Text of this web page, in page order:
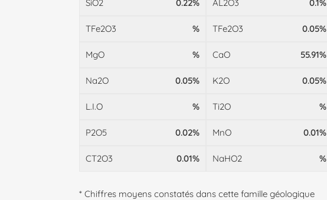
SiO2 0.22% AL2O3 0.1%
TFe2O3 % TFe2O3 0.05%
MgO % CaO 55.91%
Na2O 0.05% K2O 0.05%
L.I.O % Ti2O %
P2O5 0.02% MnO 0.01%
CT2O3 0.01% NaHO2 %
* Chiffres moyens constatés dans cette famille géologique